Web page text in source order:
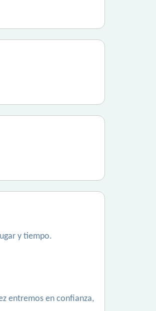
y tiempo.
entremos en confianza,